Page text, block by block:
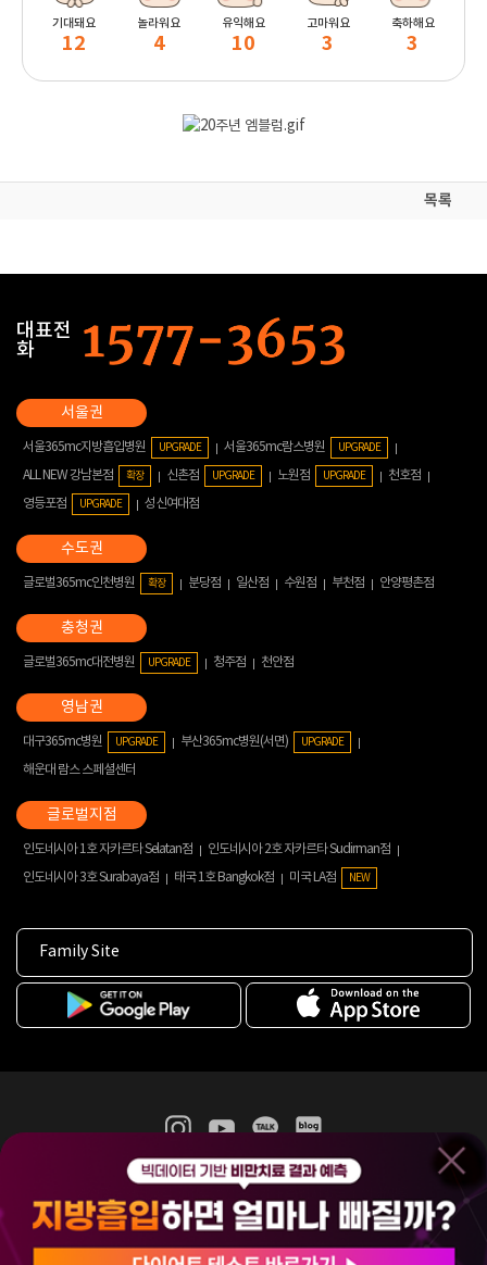
기대돼요
12
놀라워요
4
유익해요
10
고마워요
3
축하해요
3
목록
대표전
화
서울365mc지방흡입병원 UPGRADE 서울365mc람스병원 UPGRADE
ALL NEW 강남본점 확장 신촌점 UPGRADE 노원점 UPGRADE
천호점
영등포점
UPGRADE 성신여대점
글로벌365mc인천병원 확장 분당점 일산점 수원점 부천점 안양평촌점
글로벌365mc대전병원 UPGRADE 청주점 천안점
대구365mc병원 UPGRADE 부산365mc병원(서면) UPGRADE
해운대 람스 스페셜센터
인도네시아 1호 자카르타 Selatan점
인도네시아 2호 자카르타 Sudirman점
인도네시아 3호 Surabaya점
태국 1호 Bangkok점 미국 LA점 NEW
Family Site
365mc 병·의원 이용약관
홈페이지 이용약관
비급여진료수가
(주)365mcㅣ서울특별시 서초구 서초대로52길 7, 3~4층(서초동, 제일빌딩)
120-87-04354ㅣ김남철